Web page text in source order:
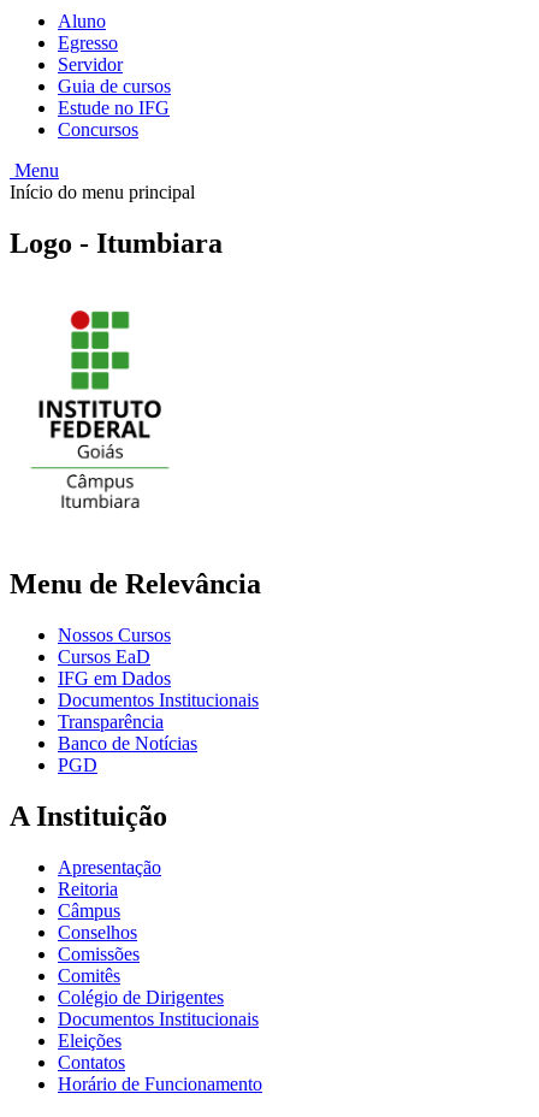
Aluno
Egresso
Servidor
Guia de cursos
Estude no IFG
Concursos
Menu
Início do menu principal
Logo - Itumbiara
Menu de Relevância
Nossos Cursos
Cursos EaD
IFG em Dados
Documentos Institucionais
Transparência
Banco de Notícias
PGD
A Instituição
Apresentação
Reitoria
Câmpus
Conselhos
Comissões
Comitês
Colégio de Dirigentes
Documentos Institucionais
Eleições
Contatos
Horário de Funcionamento